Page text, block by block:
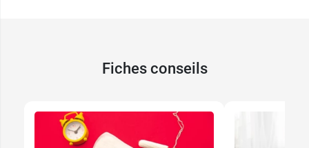
Fiches conseils